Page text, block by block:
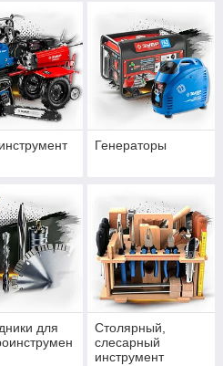
Генераторы
для
Столярный,
слесарный
инструмент